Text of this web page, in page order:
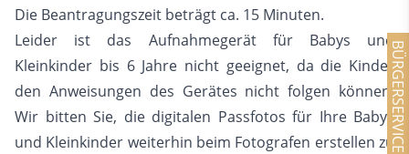
BÜRGERSERVICE
Die Beantragungszeit beträgt ca. 15 Minuten.
Leider ist das Aufnahmegerät für Babys und
Kleinkinder bis 6 Jahre nicht geeignet, da die Kinder
den Anweisungen des Gerätes nicht folgen können.
Wir bitten Sie, die digitalen Passfotos für Ihre Babys
und Kleinkinder weiterhin beim Fotografen erstellen zu